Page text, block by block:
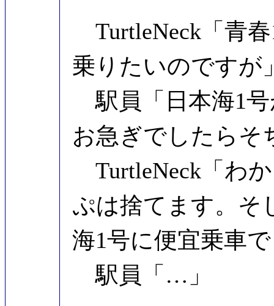
TurtleNeck「青
乗りたいのですが
駅員「日本海1
お急ぎでしたらそ
TurtleNeck「わ
ぷは捨てます。そ
海1号に便宜乗車
駅員「…」